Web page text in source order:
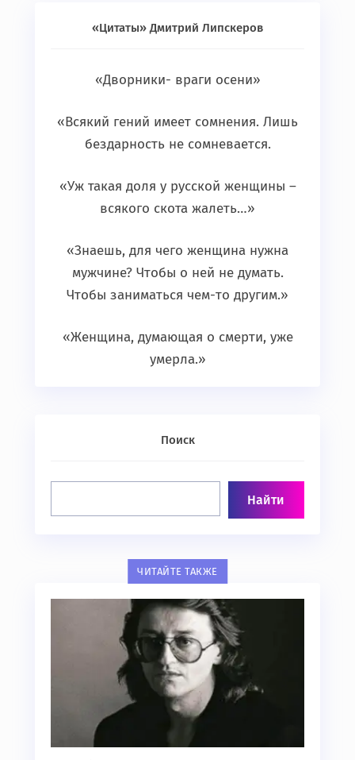
«Цитаты» Дмитрий Липскеров
«Дворники- враги осени»
«Всякий гений имеет сомнения. Лишь
бездарность не сомневается.
«Уж такая доля у русской женщины –
всякого скота жалеть…»
«Знаешь, для чего женщина нужна
мужчине? Чтобы о ней не думать.
Чтобы заниматься чем-то другим.»
«Женщина, думающая о смерти, уже
умерла.»
Поиск
ЧИТАЙТЕ ТАКЖЕ